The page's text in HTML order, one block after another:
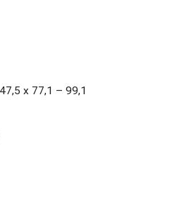
x 77,1 – 99,1